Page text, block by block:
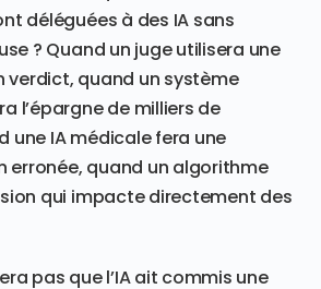
déléguées à des IA sans
? Quand un juge utilisera une
verdict, quand un système
l’épargne de milliers de
une IA médicale fera une
erronée, quand un algorithme
qui impacte directement des
pas que l’IA ait commis une